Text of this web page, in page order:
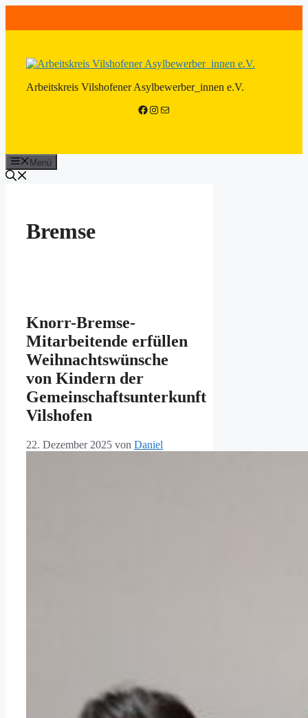
Arbeitskreis Vilshofener Asylbewerber_innen e.V.
Facebook
Instagram
E-Mail
Menü
Bremse
Knorr-Bremse-
Mitarbeitende erfüllen
Weihnachtswünsche
von Kindern der
Gemeinschaftsunterkunft
Vilshofen
22. Dezember 2025 von Daniel